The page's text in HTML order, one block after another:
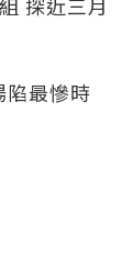
陷最慘時